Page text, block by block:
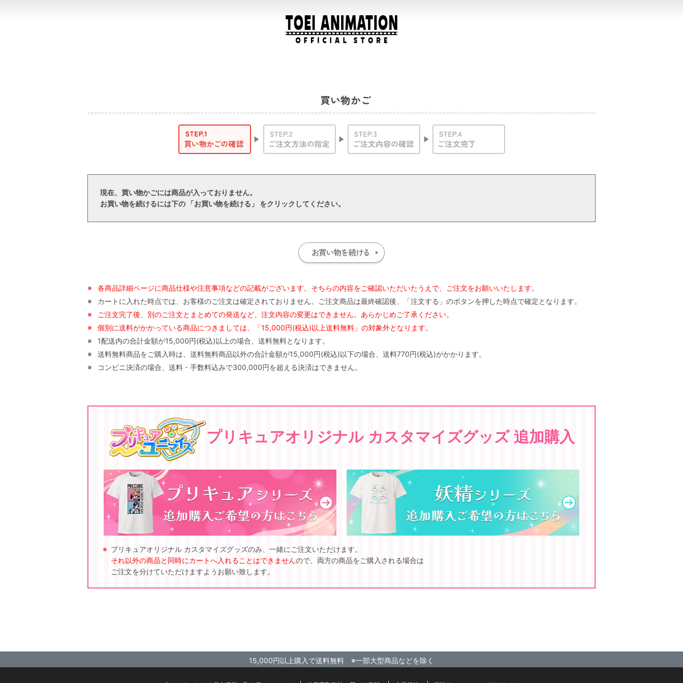
買い物かご
現在、買い物かごには商品が入っておりません。
お買い物を続けるには下の 「お買い物を続ける」 をクリックしてください。
※
各商品詳細ページに商品仕様や注意事項などの記載がございます。そちらの内容をご確認いただいたうえで、ご注文をお願いいたします。
※
カートに入れた時点では、お客様のご注文は確定されておりません。ご注文商品は最終確認後、「注文する」のボタンを押した時点で確定となります。
※
ご注文完了後、別のご注文とまとめての発送など、注文内容の変更はできません。あらかじめご了承ください。
※
個別に送料がかかっている商品につきましては、「15,000円(税込)以上送料無料」の対象外となります。
※
1配送内の合計金額が15,000円(税込)以上の場合、送料無料となります。
※
送料無料商品をご購入時は、送料無料商品以外の合計金額が15,000円(税込)以下の場合、送料770円(税込)がかかります。
※
コンビニ決済の場合、送料・手数料込みで300,000円を超える決済はできません。
プリキュアオリジナル カスタマイズグッズ 追加購入
プリキュアオリジナル カスタマイズグッズのみ、一緒にご注文いただけます。
それ以外の商品と同時にカートへ入れることはできませんので、両方の商品をご購入される場合は
ご注文を分けていただけますようお願い致します。
15,000円以上購入で送料無料 ※一部大型商品などを除く